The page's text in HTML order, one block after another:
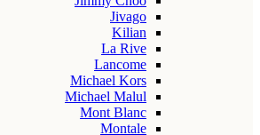
Jivago
Kilian
La Rive
Lancome
Michael Kors
Michael Malul
Mont Blanc
Montale